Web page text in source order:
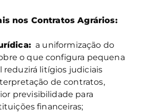
nos Contratos Agrários:
a uniformização do
o que configura pequena
reduzirá litígios judiciais
de contratos,
previsibilidade para
financeiras;